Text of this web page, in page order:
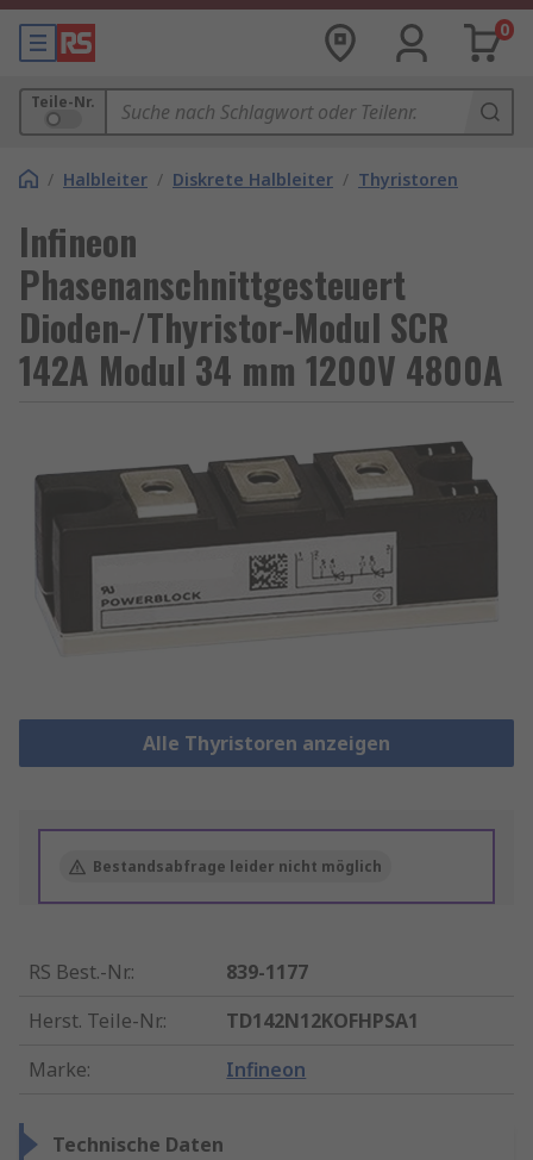
0
Teile-Nr.
/ Halbleiter / Diskrete Halbleiter / Thyristoren
Infineon
Phasenanschnittgesteuert
Dioden-/Thyristor-Modul SCR
142A Modul 34 mm 1200V 4800A
Alle Thyristoren anzeigen
Bestandsabfrage leider nicht möglich
RS Best.-Nr.:
839-1177
Herst. Teile-Nr.:
TD142N12KOFHPSA1
Marke: Infineon
Technische Daten